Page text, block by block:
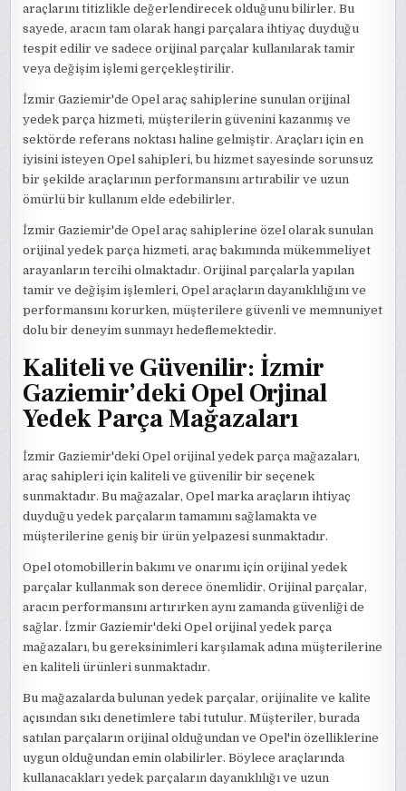
araçlarını titizlikle değerlendirecek olduğunu bilirler. Bu
sayede, aracın tam olarak hangi parçalara ihtiyaç duyduğu
tespit edilir ve sadece orijinal parçalar kullanılarak tamir
veya değişim işlemi gerçekleştirilir.
İzmir Gaziemir'de Opel araç sahiplerine sunulan orijinal
yedek parça hizmeti, müşterilerin güvenini kazanmış ve
sektörde referans noktası haline gelmiştir. Araçları için en
iyisini isteyen Opel sahipleri, bu hizmet sayesinde sorunsuz
bir şekilde araçlarının performansını artırabilir ve uzun
ömürlü bir kullanım elde edebilirler.
İzmir Gaziemir'de Opel araç sahiplerine özel olarak sunulan
orijinal yedek parça hizmeti, araç bakımında mükemmeliyet
arayanların tercihi olmaktadır. Orijinal parçalarla yapılan
tamir ve değişim işlemleri, Opel araçların dayanıklılığını ve
performansını korurken, müşterilere güvenli ve memnuniyet
dolu bir deneyim sunmayı hedeflemektedir.
Kaliteli ve Güvenilir: İzmir
Gaziemir’deki Opel Orjinal
Yedek Parça Mağazaları
İzmir Gaziemir'deki Opel orijinal yedek parça mağazaları,
araç sahipleri için kaliteli ve güvenilir bir seçenek
sunmaktadır. Bu mağazalar, Opel marka araçların ihtiyaç
duyduğu yedek parçaların tamamını sağlamakta ve
müşterilerine geniş bir ürün yelpazesi sunmaktadır.
Opel otomobillerin bakımı ve onarımı için orijinal yedek
parçalar kullanmak son derece önemlidir. Orijinal parçalar,
aracın performansını artırırken aynı zamanda güvenliği de
sağlar. İzmir Gaziemir'deki Opel orijinal yedek parça
mağazaları, bu gereksinimleri karşılamak adına müşterilerine
en kaliteli ürünleri sunmaktadır.
Bu mağazalarda bulunan yedek parçalar, orijinalite ve kalite
açısından sıkı denetimlere tabi tutulur. Müşteriler, burada
satılan parçaların orijinal olduğundan ve Opel'in özelliklerine
uygun olduğundan emin olabilirler. Böylece araçlarında
kullanacakları yedek parçaların dayanıklılığı ve uzun